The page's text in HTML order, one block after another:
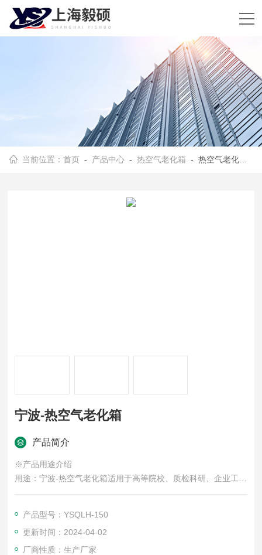
当前位置：首页 - 产品中心 -热空气老化箱 - 热空气老化箱型号选择
宁波-热空气老化箱
产品简介
※产品用途介绍
用途：宁波-热空气老化箱适用于高等院校、质检科研、企业工厂
等单位用于考核和确定绝缘材料、塑化产品、橡胶制品、电线类
产品及橡胶制品的换气老化试验。
产品型号：YSQLH-150
更新时间：2024-04-02
厂商性质：生产厂家